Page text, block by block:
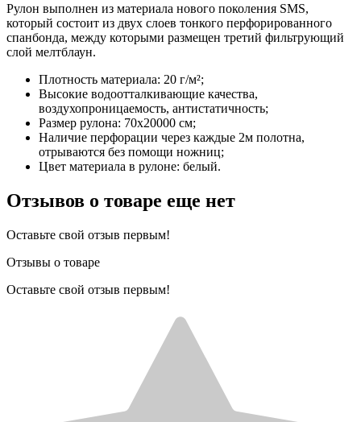
Рулон выполнен из материала нового поколения SMS,
который состоит из двух слоев тонкого перфорированного
спанбонда, между которыми размещен третий фильтрующий
слой мелтблаун.
Плотность материала: 20 г/м²;
Высокие водоотталкивающие качества,
воздухопроницаемость, антистатичность;
Размер рулона: 70х20000 см;
Наличие перфорации через каждые 2м полотна,
отрываются без помощи ножниц;
Цвет материала в рулоне: белый.
Отзывов о товаре еще нет
Оставьте свой отзыв первым!
Отзывы о товаре
Оставьте свой отзыв первым!